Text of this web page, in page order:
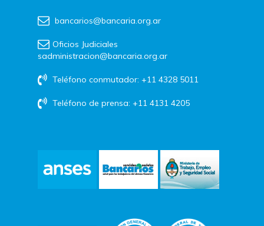
bancarios@bancaria.org.ar
Oficios Judiciales
sadministracion@bancaria.org.ar
Teléfono conmutador: +11 4328 5011
Teléfono de prensa: +11 4131 4205